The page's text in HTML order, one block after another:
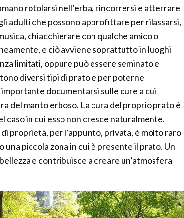
rotolarsi nell’erba, rincorrersi e atterrare
adulti che possono approfittare per rilassarsi,
chiacchierare con qualche amico o
e ciò avviene soprattutto in luoghi
limitati, oppure può essere seminato e
diversi tipi di prato e per poterne
documentarsi sulle cure a cui
del manto erboso. La cura del proprio prato è
caso in cui esso non cresce naturalmente.
proprietà, per l’appunto, privata, è molto raro
piccola zona in cui è presente il prato. Un
e contribuisce a creare un’atmosfera